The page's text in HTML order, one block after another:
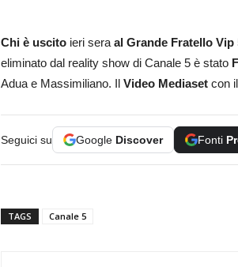
Chi è uscito ieri sera al Grande Fratello Vip
eliminato dal reality show di Canale 5 è stato
Adua e Massimiliano. Il Video Mediaset con
Seguici su Google Discover Fonti
TAGS Canale 5